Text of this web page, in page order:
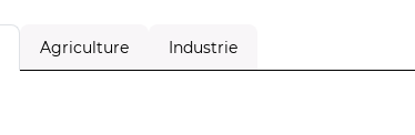
Agriculture Industrie